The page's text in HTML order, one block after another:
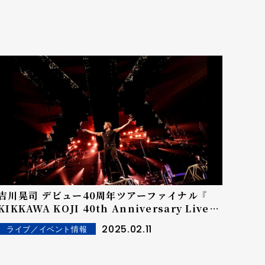
川晃司 デビュー40周年ツアーファイナル 『
KOJI 40th Anniversary Live
Final』 ２月８日（土）、２月９日（日）＠日
武道館 オフィシャルLIVEレポート
ライブ／イベント情報 2025.02.11